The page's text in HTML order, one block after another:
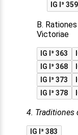
IG I³ 359
B.
Victoriae
IG I³ 363
IG I³ 368
IG I³ 373
IG I³ 378
4. Traditiones
IG I³ 383